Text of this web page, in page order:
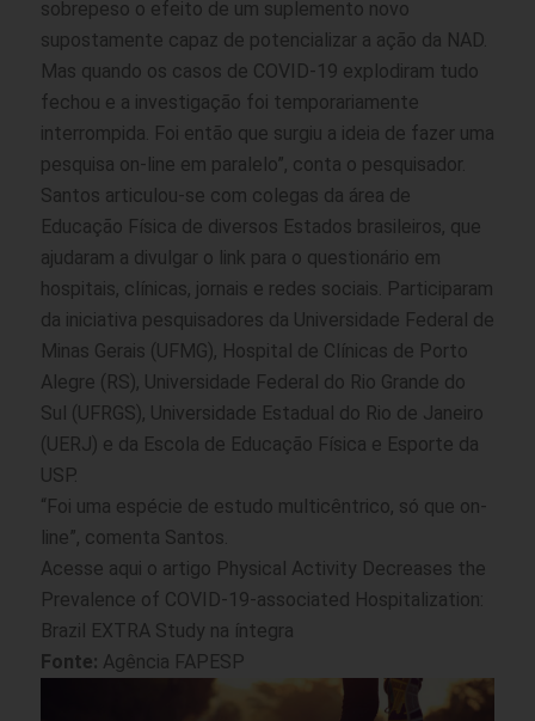
sobrepeso o efeito de um suplemento novo
supostamente capaz de potencializar a ação da NAD.
Mas quando os casos de COVID-19 explodiram tudo
fechou e a investigação foi temporariamente
interrompida. Foi então que surgiu a ideia de fazer uma
pesquisa on-line em paralelo”, conta o pesquisador.
Santos articulou-se com colegas da área de
Educação Física de diversos Estados brasileiros, que
ajudaram a divulgar o link para o questionário em
hospitais, clínicas, jornais e redes sociais. Participaram
da iniciativa pesquisadores da Universidade Federal de
Minas Gerais (UFMG), Hospital de Clínicas de Porto
Alegre (RS), Universidade Federal do Rio Grande do
Sul (UFRGS), Universidade Estadual do Rio de Janeiro
(UERJ) e da Escola de Educação Física e Esporte da
USP.
“Foi uma espécie de estudo multicêntrico, só que on-
line”, comenta Santos.
Acesse aqui o artigo Physical Activity Decreases the
Prevalence of COVID-19-associated Hospitalization:
Brazil EXTRA Study na íntegra
Fonte: Agência FAPESP